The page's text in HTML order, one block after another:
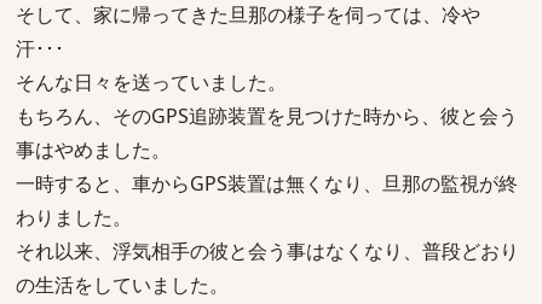
そして、家に帰ってきた旦那の様子を伺っては、冷や
汗･･･
そんな日々を送っていました。
もちろん、そのGPS追跡装置を見つけた時から、彼と会う
事はやめました。
一時すると、車からGPS装置は無くなり、旦那の監視が終
わりました。
それ以来、浮気相手の彼と会う事はなくなり、普段どおり
の生活をしていました。